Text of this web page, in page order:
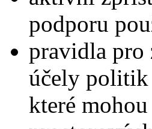
podporu
pravidla pro
účely politik
které